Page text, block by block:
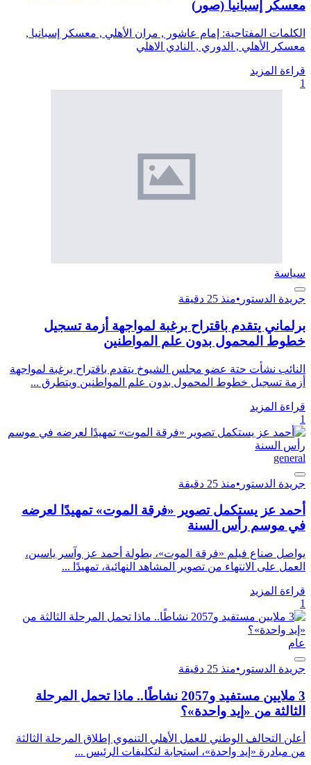
معسكر إسبانيا (صور)
الكلمات المفتاحية: إمام عاشور , مران الأهلي , معسكر إسبانيا ,
معسكر الأهلي , الدوري , النادي الاهلي
قراءة المزيد
1
سياسة
جريدة الدستور •منذ 25 دقيقة
برلماني يتقدم باقتراح برغبة لمواجهة أزمة تسجيل
خطوط المحمول بدون علم المواطنين
النائب نشأت حتة عضو مجلس الشيوخ يتقدم باقتراح برغبة لمواجهة
أزمة تسجيل خطوط المحمول بدون علم المواطنين ويتطرق ...
قراءة المزيد
1
general
جريدة الدستور •منذ 25 دقيقة
أحمد عز يستكمل تصوير «فرقة الموت» تمهيدًا لعرضه
في موسم رأس السنة
يواصل صناع فيلم «فرقة الموت»، بطولة أحمد عز وآسر ياسين،
العمل على الانتهاء من تصوير المشاهد النهائية، تمهيدًا ...
قراءة المزيد
1
عام
جريدة الدستور •منذ 25 دقيقة
3 ملايين مستفيد و2057 نشاطًا.. ماذا تحمل المرحلة
الثالثة من «إيد واحدة»؟
أعلن التحالف الوطني للعمل الأهلي التنموي إطلاق المرحلة الثالثة
من مبادرة «إيد واحدة»، استجابة لتكليفات الرئيس ...